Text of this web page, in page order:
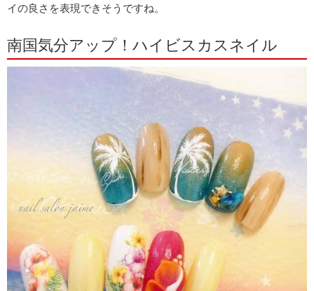
イの良さを表現できそうですね。
南国気分アップ！ハイビスカスネイル